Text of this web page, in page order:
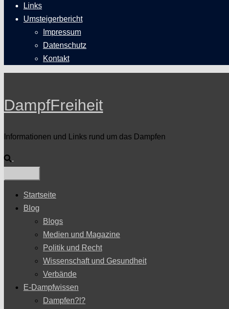
Links
Umsteigerbericht
Impressum
Datenschutz
Kontakt
DampfFreiheit
Informationen und Links rund um das Dampfen
Suche
Startseite
Blog
Blogs
Medien und Magazine
Politik und Recht
Wissenschaft und Gesundheit
Verbände
E-Dampfwissen
Dampfen?!?